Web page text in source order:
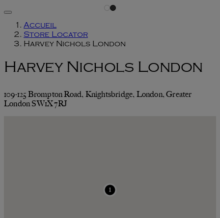
Accueil
Store Locator
Harvey Nichols London
Harvey Nichols London
109-125 Brompton Road, Knightsbridge, London, Greater
London SW1X 7RJ